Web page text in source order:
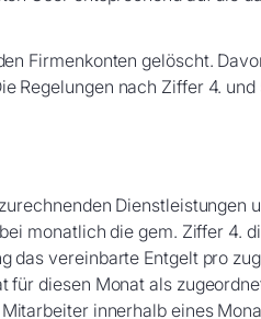
Firmenkonten gelöscht.
Regelungen nach Ziffer 4.
Dienstleistungen
monatlich die gem. Ziffer 4.
das vereinbarte Entgelt pro
diesen Monat als
innerhalb eines